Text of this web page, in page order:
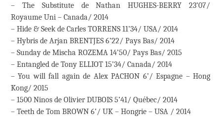
– The Substitute de Nathan HUGHES-BERRY 23’07/
Royaume Uni – Canada/ 2014
– Hide & Seek de Carles TORRENS 11’34/ USA/ 2014
– Hybris de Arjan BRENTJES 6’22/ Pays Bas/ 2014
– Sunday de Mischa ROZEMA 14’50/ Pays Bas/ 2015
– Entangled de Tony ELLIOT 15’34/ Canada/ 2014
– You will fall again de Alex PACHON 6’/ Espagne – Hong
Kong/ 2015
– 1500 Ninos de Olivier DUBOIS 5’41/ Québec/ 2014
– Teeth de Tom BROWN 6’/ UK – Hongrie – USA / 2014